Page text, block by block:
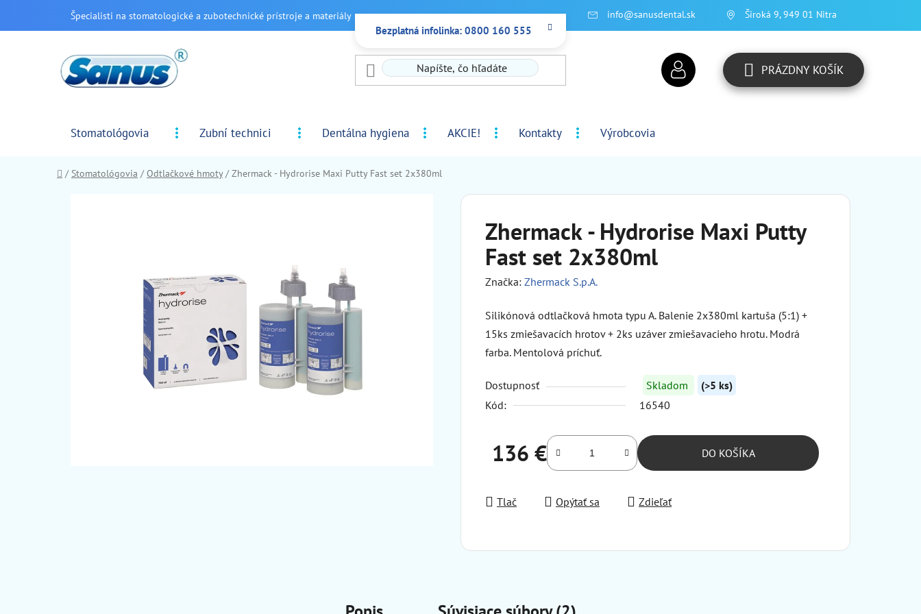
Bezplatná infolinka: 0800 160 555
Špecialisti na stomatologické a zubotechnické prístroje a materiály info@sanusdental.sk Široká 9, 949 01 Nitra
NÁKUPNÝ
PRÁZDNY KOŠÍK
Stomatológovia Zubní technici Dentálna hygiena AKCIE! Kontakty Výrobcovia
Domov
/ Stomatológovia / Odtlačkové hmoty / Zhermack - Hydrorise Maxi Putty Fast set 2x380ml
Zhermack - Hydrorise Maxi Putty
Fast set 2x380ml
Značka: Zhermack S.p.A.
Silikónová odtlačková hmota typu A. Balenie 2x380ml kartuša (5:1) +
15ks zmiešavacích hrotov + 2ks uzáver zmiešavacieho hrotu. Modrá
farba. Mentolová príchuť.
Dostupnosť Skladom
(>5 ks)
Kód:
16540
136 €
Jednotková cena:
DO KOŠÍKA
Tlač Opýtať sa Zdieľať